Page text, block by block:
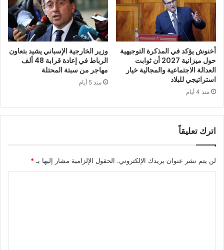
أخنوش يؤكد في المذكرة التوجيهية
حول ميزانية 2027 أن ثوابت
العدالة الاجتماعية والمجالية خيار
استراتيجي للبلاد
منذ 4 أيام
وزير الخارجية الإسباني يشيد بتعاون
الرباط في إعادة قرابة 48 ألف
مهاجر من سبتة المحتلة
منذ 5 أيام
اترك تعليقاً
لن يتم نشر عنوان بريدك الإلكتروني. الحقول الإلزامية مشار إليها بـ *